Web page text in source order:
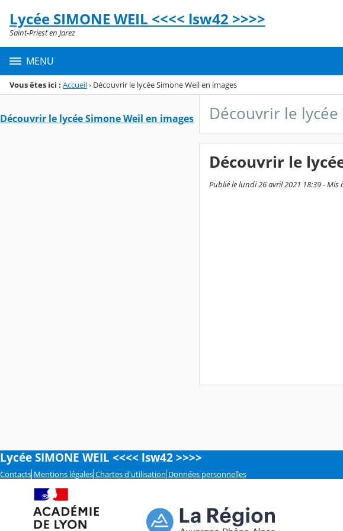
Menu de la rubrique
Contenu
Lycée SIMONE WEIL <<<< lsw42 >>>>
Saint-Priest en Jarez
MENU
Vous êtes ici : Accueil› Découvrir le lycée Simone Weil en images
Découvrir le lycée Simone Weil en images Découvrir le
Découvrir le
Publié le lundi 26 avril 2021 18:39 -
Lycée SIMONE WEIL <<<< lsw42 >>>>
Contacts Mentions légales Chartes d'utilisation Données personnelles